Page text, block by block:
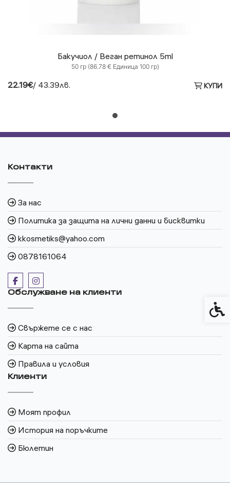
Бакучиол / Веган ретинол 5ml
50 гр (86.78 € Единица 100 гр)
22.19€/ 43.39лв. КУПИ
Контакти
За нас
Политика за защита на лични данни и бисквитки
kkosmetiks@yahoo.com
0878161064
Обслужване на клиенти
Свържете се с нас
Карта на сайта
Правила и условия
Клиенти
Моят профил
История на поръчките
Бюлетин